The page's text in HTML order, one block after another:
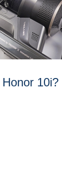
10i?